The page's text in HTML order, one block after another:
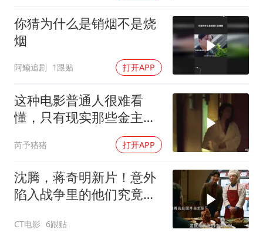
你猜为什么是销烟不是烧
烟
阿鳓追剧 1跟贴 打开APP
这种电影普通人很难看
懂，只有现实那些金主看
芮予猪猪 打开APP
沈腾，蒋奇明新片！意外
陷入战争里的他们究竟该
CT电影 6跟贴